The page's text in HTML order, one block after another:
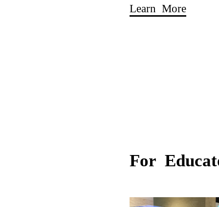
Learn More
For